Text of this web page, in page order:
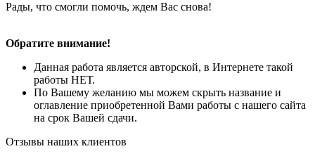
Рады, что смогли помочь, ждем Вас снова!
Обратите внимание!
Данная работа является авторской, в Интернете такой
работы НЕТ.
По Вашему желанию мы можем скрыть название и
оглавление приобретенной Вами работы с нашего сайта
на срок Вашей сдачи.
Отзывы наших клиентов